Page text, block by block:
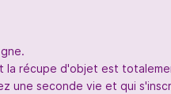
la récupe d'objet est
une seconde vie et qui